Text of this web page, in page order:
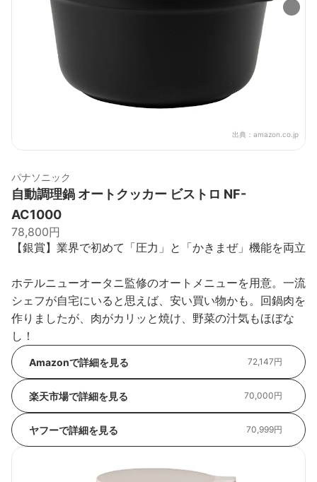
出典： amazon.co.jp
パナソニック
自動調理鍋 オートクッカー ビストロ NF-
AC1000
78,800円
【銀賞】業界で初めて「圧力」と「かきまぜ」機能を両立
ホテルニューオータニ監修のオートメニューを用意。一流
シェフが自宅にいると思えば、安い買い物かも。回鍋肉を
作りましたが、肉がカリッと焼け、野菜の汁気もほぼな
し！
Amazonで詳細を見る 72,147円
楽天市場で詳細を見る 70,000円
ヤフーで詳細を見る 70,999円